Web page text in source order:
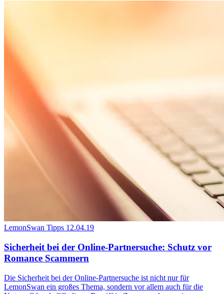
LemonSwan Tipps 12.04.19
Sicherheit bei der Online-Partnersuche: Schutz vor
Romance Scammern
Die Sicherheit bei der Online-Partnersuche ist nicht nur für
LemonSwan ein großes Thema, sondern vor allem auch für die